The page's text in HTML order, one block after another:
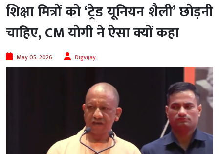
शिक्षा मित्रों को ‘ट्रेड यूनियन शैली’ छोड़नी
चाहिए, CM योगी ने ऐसा क्यों कहा
May 05, 2026 Digvijay